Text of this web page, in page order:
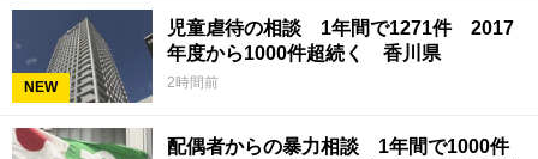
NEW
児童虐待の相談 1年間で1271件 2017
年度から1000件超続く 香川県
2時間前
配偶者からの暴力相談 1年間で1000件